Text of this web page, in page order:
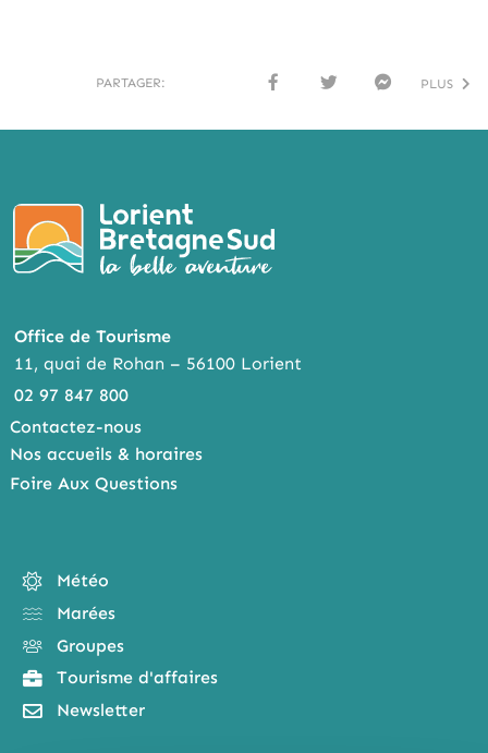
PARTAGER:
BOO
TTER
ENG
PLUS
Office de Tourisme
11, quai de Rohan – 56100 Lorient
02 97 847 800
Contactez-nous
Nos accueils & horaires
Foire Aux Questions
Météo
Marées
Groupes
Tourisme d'affaires
Newsletter